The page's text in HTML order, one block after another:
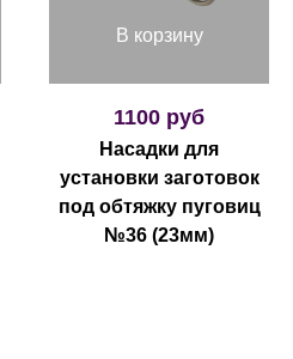
В корзину
1100 руб
Насадки для
установки заготовок
под обтяжку пуговиц
№36 (23мм)